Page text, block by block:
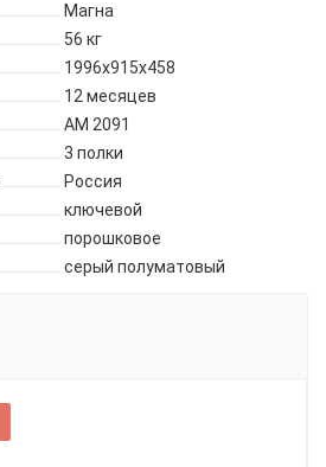
Магна
56 кг
1996х915х458
12 месяцев
AM 2091
3 полки
Россия
ключевой
порошковое
серый полуматовый